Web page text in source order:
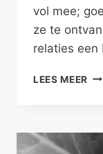
vol mee;
ze te
relaties een
LEES MEER